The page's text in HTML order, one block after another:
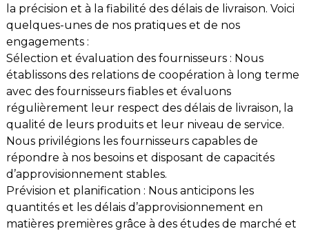
la précision et à la fiabilité des délais de livraison. Voici
quelques-unes de nos pratiques et de nos
engagements :
Sélection et évaluation des fournisseurs : Nous
établissons des relations de coopération à long terme
avec des fournisseurs fiables et évaluons
régulièrement leur respect des délais de livraison, la
qualité de leurs produits et leur niveau de service.
Nous privilégions les fournisseurs capables de
répondre à nos besoins et disposant de capacités
d’approvisionnement stables.
Prévision et planification : Nous anticipons les
quantités et les délais d’approvisionnement en
matières premières grâce à des études de marché et